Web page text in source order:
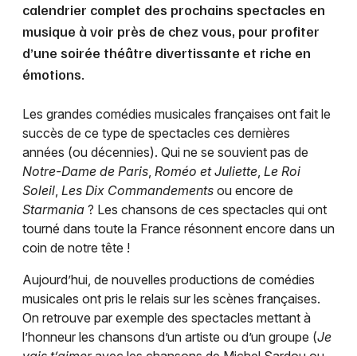
calendrier complet des prochains spectacles en
musique à voir près de chez vous, pour profiter
d’une soirée théâtre divertissante et riche en
émotions.
Les grandes comédies musicales françaises ont fait le
succès de ce type de spectacles ces dernières
années (ou décennies). Qui ne se souvient pas de
Notre-Dame de Paris, Roméo et Juliette, Le Roi
Soleil, Les Dix Commandements ou encore de
Starmania ? Les chansons de ces spectacles qui ont
tourné dans toute la France résonnent encore dans un
coin de notre tête !
Aujourd’hui, de nouvelles productions de comédies
musicales ont pris le relais sur les scènes françaises.
On retrouve par exemple des spectacles mettant à
l’honneur les chansons d’un artiste ou d’un groupe (Je